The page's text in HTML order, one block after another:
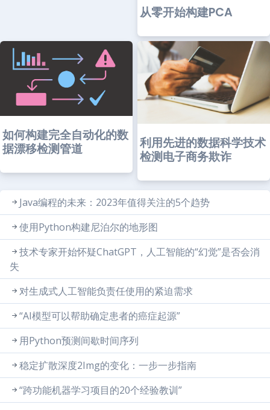
从零开始构建PCA
如何构建完全自动化的数
据漂移检测管道
利用先进的数据科学技术
检测电子商务欺诈
Java编程的未来：2023年值得关注的5个趋势
使用Python构建尼泊尔的地形图
技术专家开始怀疑ChatGPT，人工智能的“幻觉”是否会消
失
对生成式人工智能负责任使用的紧迫需求
“AI模型可以帮助确定患者的癌症起源”
用Python预测间歇时间序列
稳定扩散深度2Img的变化：一步一步指南
“跨功能机器学习项目的20个经验教训”